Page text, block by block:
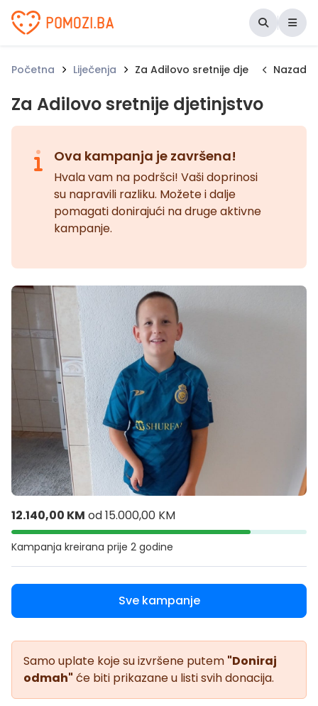
Udruženje Pomozi.ba
Početna Liječenja Za Adilovo sretnije djetinjstvoNazad
Za Adilovo sretnije djetinjstvo
Ova kampanja je završena!
Hvala vam na podršci! Vaši doprinosi
su napravili razliku. Možete i dalje
pomagati donirajući na druge aktivne
kampanje.
12.140,00 KM od15.000,00 KM
Kampanja kreirana prije 2 godine
Sve kampanje
Samo uplate koje su izvršene putem "Doniraj
odmah" će biti prikazane u listi svih donacija.